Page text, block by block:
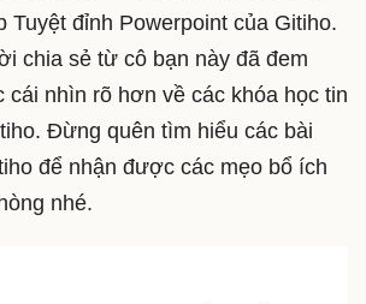
Tuyệt đỉnh Powerpoint của Gitiho.
chia sẻ từ cô bạn này đã đem
cái nhìn rõ hơn về các khóa học tin
Đừng quên tìm hiểu các bài
để nhận được các mẹo bổ ích
nhé.